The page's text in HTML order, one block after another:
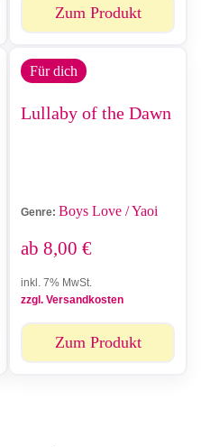
Zum Produkt
Für dich
Lullaby of the Dawn
Genre: Boys Love / Yaoi
ab 8,00 €
inkl. 7% MwSt.
zzgl. Versandkosten
Zum Produkt